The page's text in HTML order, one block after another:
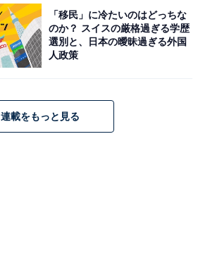
「移民」に冷たいのはどっちな
のか？ スイスの厳格過ぎる学歴
選別と、日本の曖昧過ぎる外国
人政策
連載をもっと見る